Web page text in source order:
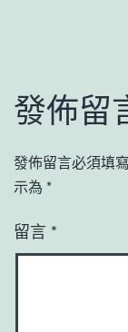
發佈留
發佈留言必須填
示為 *
留言 *